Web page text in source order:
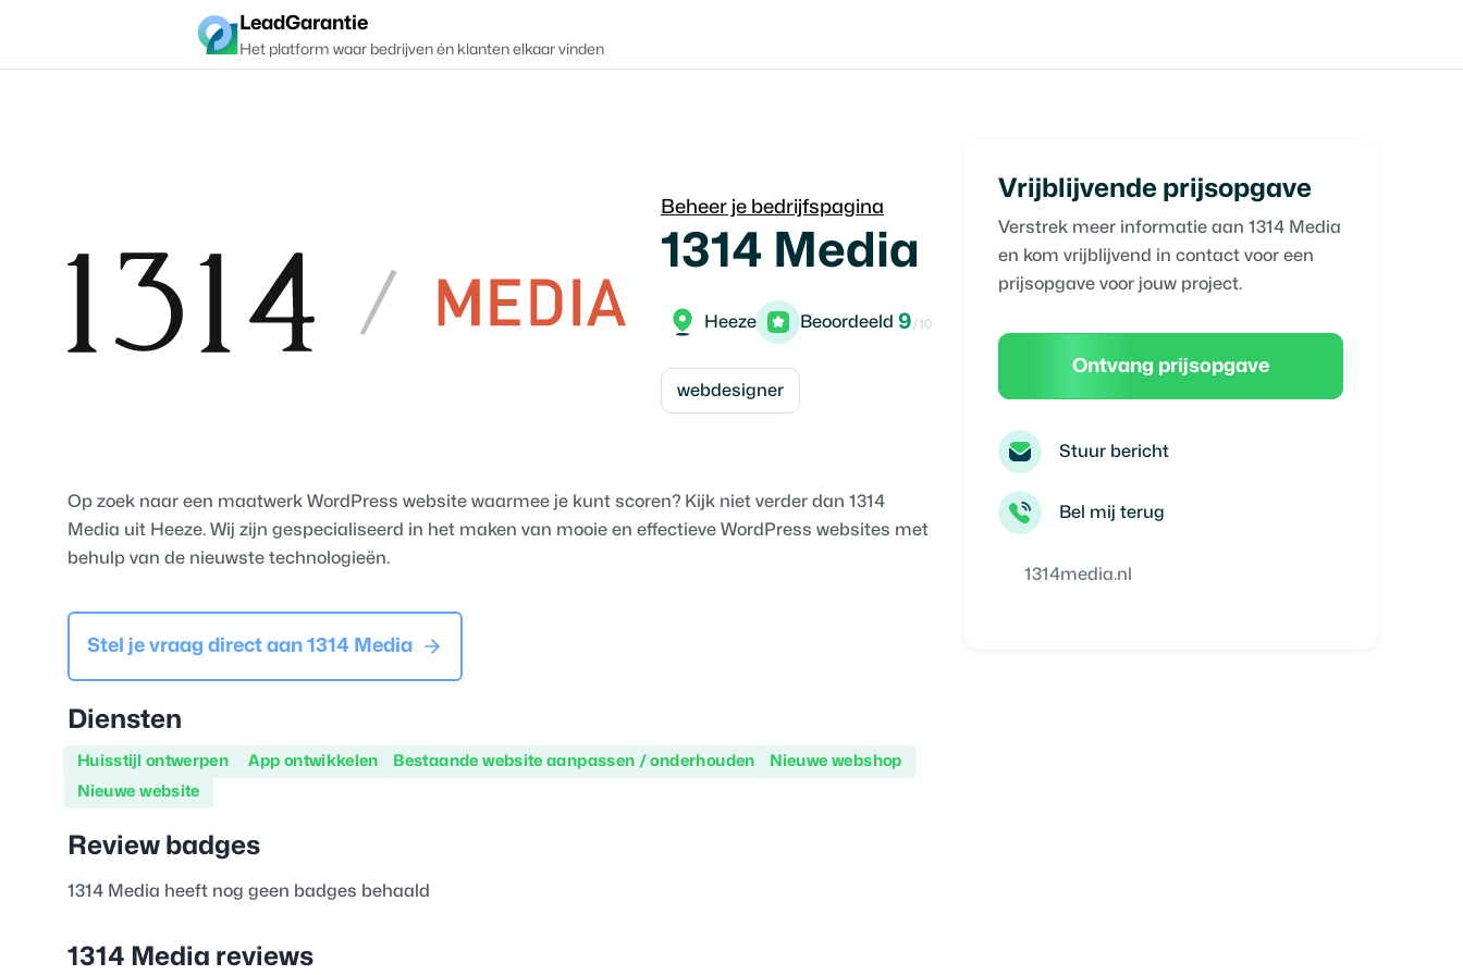
LeadGarantie
Het platform waar bedrijven én klanten elkaar vinden
Beheer je bedrijfspagina
1314 Media
Heeze Beoordeeld 9/10
webdesigner
Op zoek naar een maatwerk WordPress website waarmee je kunt scoren? Kijk niet verder dan 1314
Media uit Heeze. Wij zijn gespecialiseerd in het maken van mooie en effectieve WordPress websites met
behulp van de nieuwste technologieën.
Stel je vraag direct aan 1314 Media
Diensten
Huisstijl ontwerpen App ontwikkelen Bestaande website aanpassen / onderhouden Nieuwe webshop
Nieuwe website
Review badges
1314 Media heeft nog geen badges behaald
1314 Media reviews
Vrijblijvende prijsopgave
Verstrek meer informatie aan 1314 Media
en kom vrijblijvend in contact voor een
prijsopgave voor jouw project.
Ontvang prijsopgave
Stuur bericht
Bel mij terug
1314media.nl